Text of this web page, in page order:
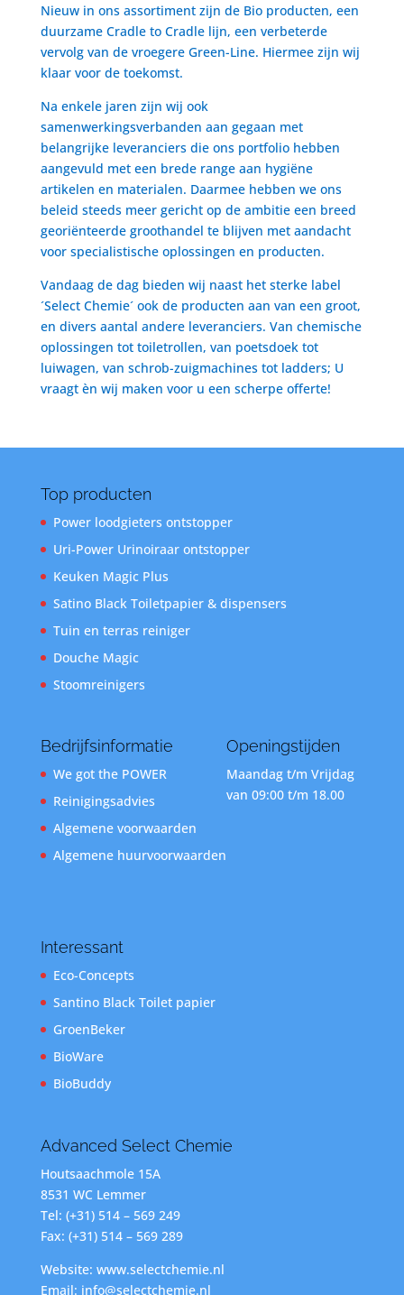
Nieuw in ons assortiment zijn de Bio producten, een
duurzame Cradle to Cradle lijn, een verbeterde
vervolg van de vroegere Green-Line. Hiermee zijn wij
klaar voor de toekomst.
Na enkele jaren zijn wij ook
samenwerkingsverbanden aan gegaan met
belangrijke leveranciers die ons portfolio hebben
aangevuld met een brede range aan hygiëne
artikelen en materialen. Daarmee hebben we ons
beleid steeds meer gericht op de ambitie een breed
georiënteerde groothandel te blijven met aandacht
voor specialistische oplossingen en producten.
Vandaag de dag bieden wij naast het sterke label
´Select Chemie´ ook de producten aan van een groot,
en divers aantal andere leveranciers. Van chemische
oplossingen tot toiletrollen, van poetsdoek tot
luiwagen, van schrob-zuigmachines tot ladders; U
vraagt èn wij maken voor u een scherpe offerte!
Top producten
Power loodgieters ontstopper
Uri-Power Urinoiraar ontstopper
Keuken Magic Plus
Satino Black Toiletpapier & dispensers
Tuin en terras reiniger
Douche Magic
Stoomreinigers
Bedrijfsinformatie
We got the POWER
Reinigingsadvies
Algemene voorwaarden
Algemene huurvoorwaarden
Openingstijden
Maandag t/m Vrijdag
van 09:00 t/m 18.00
Interessant
Eco-Concepts
Santino Black Toilet papier
GroenBeker
BioWare
BioBuddy
Advanced Select Chemie
Houtsaachmole 15A
8531 WC Lemmer
Tel: (+31) 514 – 569 249
Fax: (+31) 514 – 569 289
Website: www.selectchemie.nl
Email: info@selectchemie.nl